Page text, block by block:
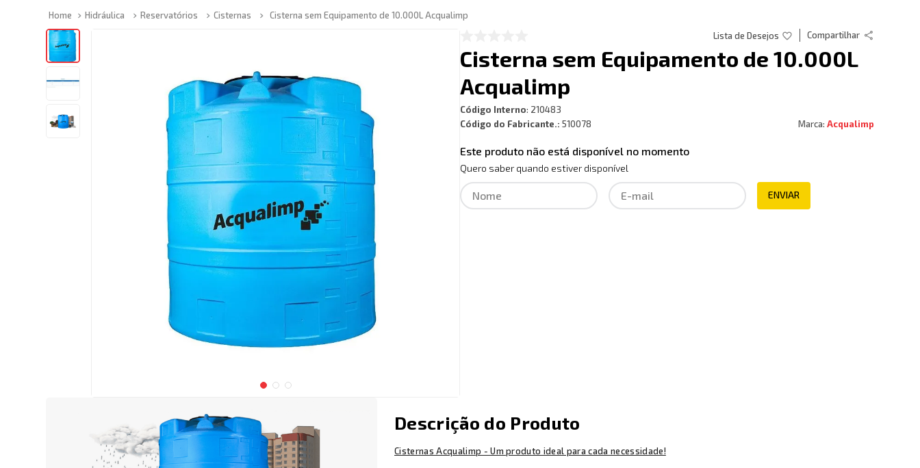
Hidráulica Reservatórios Cisternas
Cisterna sem Equipamento de 10.000L Acqualimp
Compartilhar
Cisterna sem Equipamento de 10.000L
Acqualimp
Código Interno: 210483
Código do Fabricante.: 510078 Acqualimp
Este produto não está disponível no momento
Quero saber quando estiver disponível
ENVIAR
Descrição do Produto
Cisternas Acqualimp - Um produto ideal para cada necessidade!